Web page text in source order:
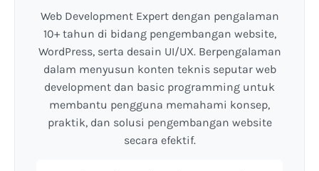
Web Development Expert dengan pengalaman
10+ tahun di bidang pengembangan website,
WordPress, serta desain UI/UX. Berpengalaman
dalam menyusun konten teknis seputar web
development dan basic programming untuk
membantu pengguna memahami konsep,
praktik, dan solusi pengembangan website
secara efektif.